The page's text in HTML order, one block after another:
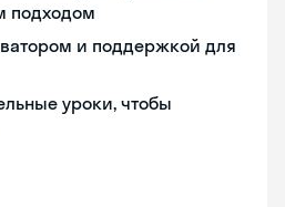
подходом
и поддержкой для
уроки, чтобы